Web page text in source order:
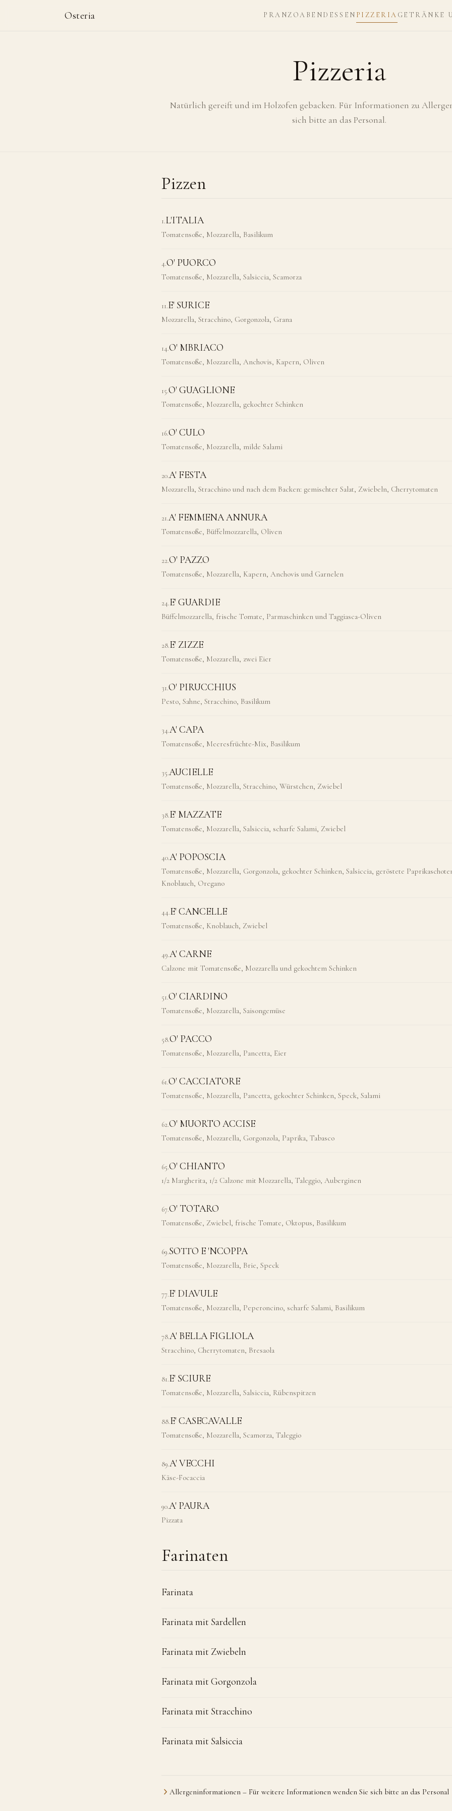
Osteria PRANZOABENDESSEN PIZZERIA GETRÄNKE
Pizzeria
Natürlich gereift und im Holzofen gebacken. Für Informationen zu
sich bitte an das Personal.
Pizzen
1.L'ITALIA
Tomatensoße, Mozzarella, Basilikum
4.O' PUORCO
Tomatensoße, Mozzarella, Salsiccia, Scamorza
11.E' SURICE
Mozzarella, Stracchino, Gorgonzola, Grana
14.O' MBRIACO
Tomatensoße, Mozzarella, Anchovis, Kapern, Oliven
15.O' GUAGLIONE
Tomatensoße, Mozzarella, gekochter Schinken
16.O' CULO
Tomatensoße, Mozzarella, milde Salami
20.A' FESTA
Mozzarella, Stracchino und nach dem Backen: gemischter Salat, Zwiebeln, Cherrytomaten
21.A' FEMMENA ANNURA
Tomatensoße, Büffelmozzarella, Oliven
22.O' PAZZO
Tomatensoße, Mozzarella, Kapern, Anchovis und Garnelen
24.E' GUARDIE
Büffelmozzarella, frische Tomate, Parmaschinken und Taggiasca-Oliven
28.E' ZIZZE
Tomatensoße, Mozzarella, zwei Eier
31.O' PIRUCCHIUS
Pesto, Sahne, Stracchino, Basilikum
34.A' CAPA
Tomatensoße, Meeresfrüchte-Mix, Basilikum
35.AUCIELLE
Tomatensoße, Mozzarella, Stracchino, Würstchen, Zwiebel
38.E' MAZZATE
Tomatensoße, Mozzarella, Salsiccia, scharfe Salami, Zwiebel
40.A' POPOSCIA
Tomatensoße, Mozzarella, Gorgonzola, gekochter Schinken, Salsiccia, geröstete
Knoblauch, Oregano
44.E' CANCELLE
Tomatensoße, Knoblauch, Zwiebel
49.A' CARNE
Calzone mit Tomatensoße, Mozzarella und gekochtem Schinken
51.O' CIARDINO
Tomatensoße, Mozzarella, Saisongemüse
58.O' PACCO
Tomatensoße, Mozzarella, Pancetta, Eier
61.O' CACCIATORE
Tomatensoße, Mozzarella, Pancetta, gekochter Schinken, Speck, Salami
62.O' MUORTO ACCISE
Tomatensoße, Mozzarella, Gorgonzola, Paprika, Tabasco
65.O' CHIANTO
1/2 Margherita, 1/2 Calzone mit Mozzarella, Taleggio, Auberginen
67.O' TOTARO
Tomatensoße, Zwiebel, frische Tomate, Oktopus, Basilikum
69.SOTTO E 'NCOPPA
Tomatensoße, Mozzarella, Brie, Speck
77.E' DIAVULE
Tomatensoße, Mozzarella, Peperoncino, scharfe Salami, Basilikum
78.A' BELLA FIGLIOLA
Stracchino, Cherrytomaten, Bresaola
81.E' SCIURE
Tomatensoße, Mozzarella, Salsiccia, Rübenspitzen
88.E' CASECAVALLE
Tomatensoße, Mozzarella, Scamorza, Taleggio
89.A' VECCHI
Käse-Focaccia
90.A' PAURA
Pizzata
Farinaten
Farinata
Farinata mit Sardellen
Farinata mit Zwiebeln
Farinata mit Gorgonzola
Farinata mit Stracchino
Farinata mit Salsiccia
Allergeninformationen – Für weitere Informationen wenden Sie sich bitte an das Personal